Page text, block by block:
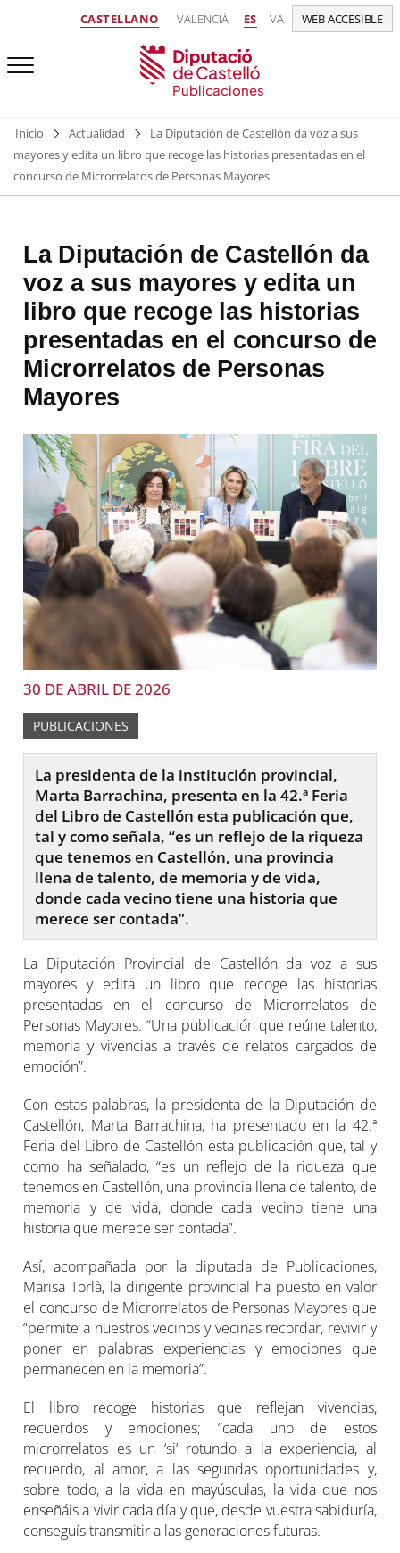
CASTELLANO VALENCIÀ ES VA WEB ACCESIBLE
Publicaciones
Inicio Actualidad
La Diputación de Castellón da voz a sus
mayores y edita un libro que recoge las historias presentadas en el
concurso de Microrrelatos de Personas Mayores
La Diputación de Castellón da
voz a sus mayores y edita un
libro que recoge las historias
presentadas en el concurso de
Microrrelatos de Personas
Mayores
30 DE ABRIL DE 2026
PUBLICACIONES
La presidenta de la institución provincial,
Marta Barrachina, presenta en la 42.ª Feria
del Libro de Castellón esta publicación que,
tal y como señala, “es un reflejo de la riqueza
que tenemos en Castellón, una provincia
llena de talento, de memoria y de vida,
donde cada vecino tiene una historia que
merece ser contada”.
La Diputación Provincial de Castellón da voz a sus
mayores y edita un libro que recoge las historias
presentadas en el concurso de Microrrelatos de
Personas Mayores. “Una publicación que reúne talento,
memoria y vivencias a través de relatos cargados de
emoción”.
Con estas palabras, la presidenta de la Diputación de
Castellón, Marta Barrachina, ha presentado en la 42.ª
Feria del Libro de Castellón esta publicación que, tal y
como ha señalado, “es un reflejo de la riqueza que
tenemos en Castellón, una provincia llena de talento, de
memoria y de vida, donde cada vecino tiene una
historia que merece ser contada”.
Así, acompañada por la diputada de Publicaciones,
Marisa Torlà, la dirigente provincial ha puesto en valor
el concurso de Microrrelatos de Personas Mayores que
“permite a nuestros vecinos y vecinas recordar, revivir y
poner en palabras experiencias y emociones que
permanecen en la memoria”.
El libro recoge historias que reflejan vivencias,
recuerdos y emociones; “cada uno de estos
microrrelatos es un ‘si’ rotundo a la experiencia, al
recuerdo, al amor, a las segundas oportunidades y,
sobre todo, a la vida en mayúsculas, la vida que nos
enseñáis a vivir cada día y que, desde vuestra sabiduría,
conseguís transmitir a las generaciones futuras.